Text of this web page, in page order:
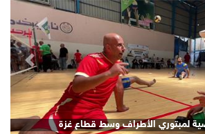
لمبتوري الأطراف وسط قطاع غزة